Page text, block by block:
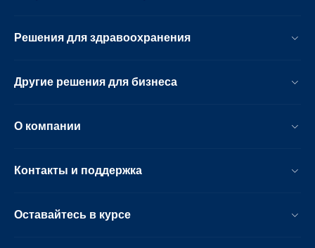
Решения для здравоохранения
Другие решения для бизнеса
О компании
Контакты и поддержка
Оставайтесь в курсе